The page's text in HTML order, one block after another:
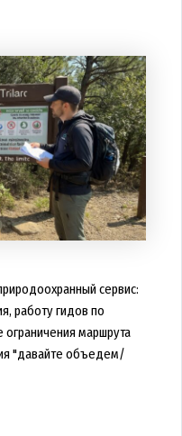
сервис:
работу гидов по
ограничения маршрута
"давайте объедем/